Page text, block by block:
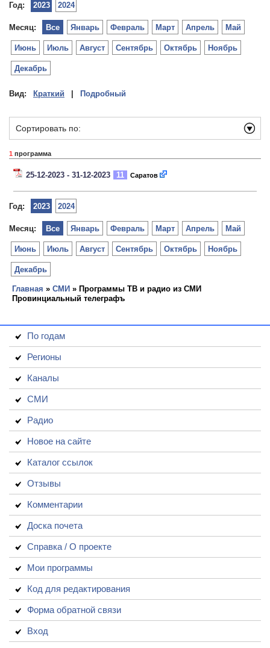
Год: 2023 2024
Месяц: Январь Февраль Март Апрель Май
Июнь Июль Август Сентябрь Октябрь Ноябрь
Декабрь
Все
Вид: Краткий Подробный
Сортировать по:
1 программа
25-12-2023 - 31-12-2023 11 Саратов
Год: 2023 2024
Месяц: Январь Февраль Март Апрель Май
Июнь Июль Август Сентябрь Октябрь Ноябрь
Декабрь
Все
Главная » СМИ » Программы ТВ и радио из СМИ
Провинциальный телеграфъ
По годам
Регионы
Каналы
СМИ
Радио
Новое на сайте
Каталог ссылок
Отзывы
Комментарии
Доска почета
Справка / О проекте
Мои программы
Код для редактирования
Форма обратной связи
Вход